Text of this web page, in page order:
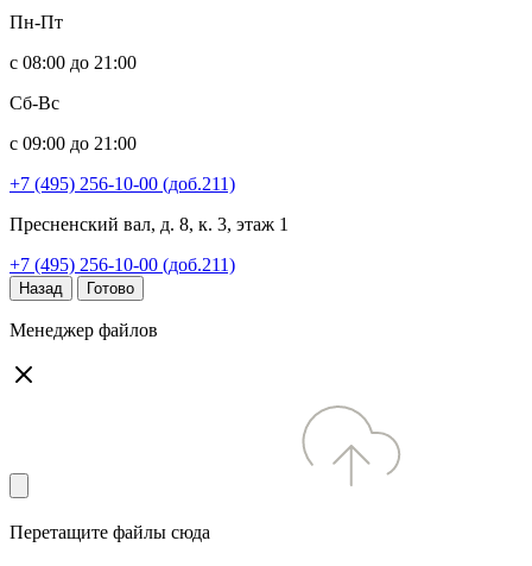
Пн-Пт
с 08:00 до 21:00
Сб-Вс
с 09:00 до 21:00
+7 (495) 256-10-00 (доб.211)
Пресненский вал, д. 8, к. 3, этаж 1
+7 (495) 256-10-00 (доб.211)
Назад Готово
Менеджер файлов
Перетащите файлы сюда